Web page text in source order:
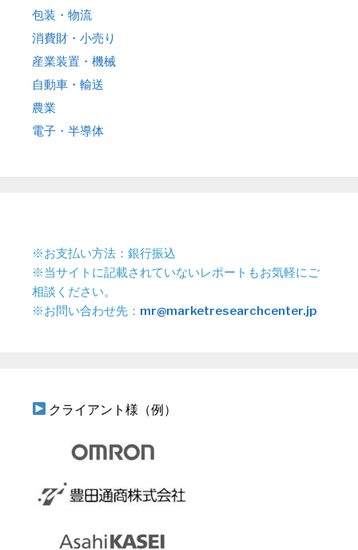
包装・物流
消費財・小売り
産業装置・機械
自動車・輸送
農業
電子・半導体
※お支払い方法：銀行振込
※当サイトに記載されていないレポートもお気軽にご
相談ください。
※お問い合わせ先： mr@marketresearchcenter.jp
クライアント様（例）